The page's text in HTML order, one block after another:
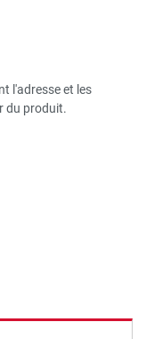
l'adresse et les
du produit.